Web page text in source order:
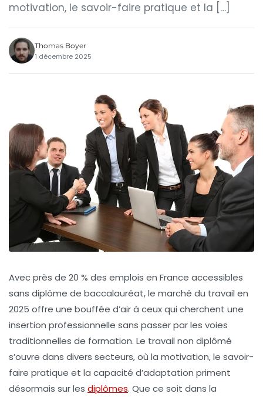
motivation, le savoir-faire pratique et la […]
Thomas Boyer
1 décembre 2025
Avec près de 20 % des emplois en France accessibles
sans diplôme de baccalauréat, le marché du travail en
2025 offre une bouffée d’air à ceux qui cherchent une
insertion professionnelle sans passer par les voies
traditionnelles de formation. Le travail non diplômé
s’ouvre dans divers secteurs, où la motivation, le savoir-
faire pratique et la capacité d’adaptation priment
désormais sur les diplômes. Que ce soit dans la